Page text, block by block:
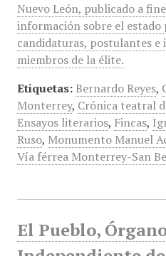
Nuevo León, publicado a
información sobre el
candidaturas, postulantes
miembros de la élite.
Etiquetas: Bernardo Reyes,
Monterrey, Crónica teatral
Ensayos literarios, Fincas,
Ruso, Monumento Manuel
Vía férrea Monterrey-San
El Pueblo,